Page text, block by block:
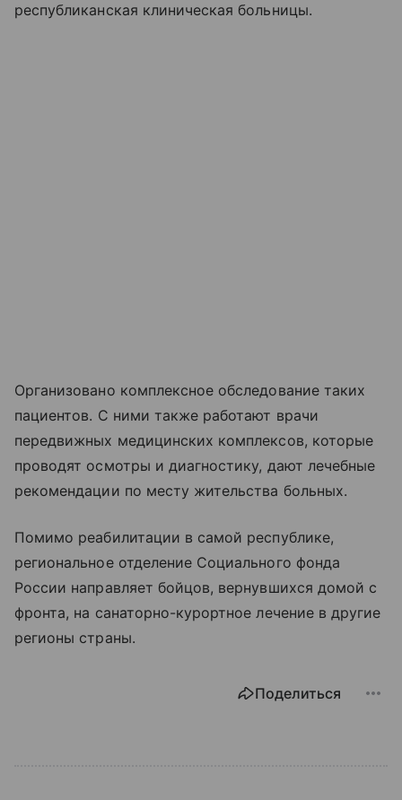
республиканская клиническая больницы.
Организовано комплексное обследование таких
пациентов. С ними также работают врачи
передвижных медицинских комплексов, которые
проводят осмотры и диагностику, дают лечебные
рекомендации по месту жительства больных.
Помимо реабилитации в самой республике,
региональное отделение Социального фонда
России направляет бойцов, вернувшихся домой с
фронта, на санаторно-курортное лечение в другие
регионы страны.
Поделиться